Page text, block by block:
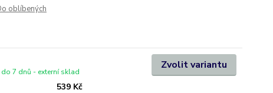
oblíbených
539 Kč
7 dnů - externí sklad
Zvolit variantu